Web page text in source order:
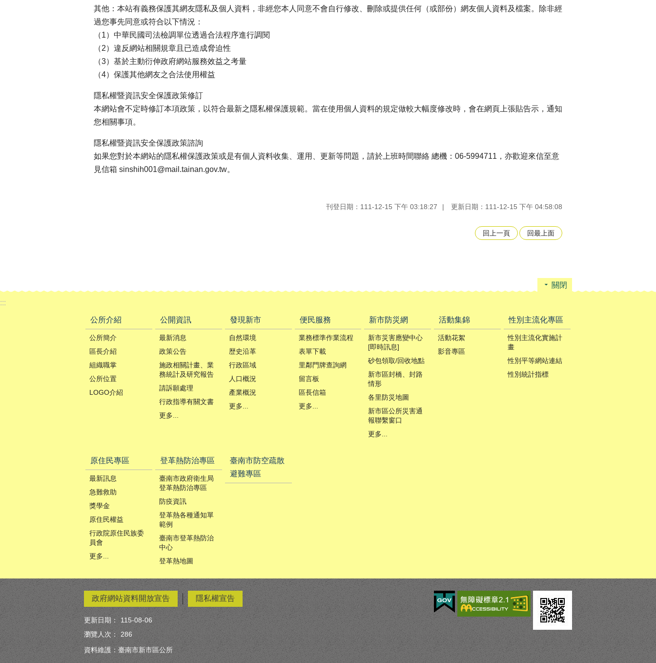
其他：本站有義務保護其網友隱私及個人資料，非經您本人同意不會自行修改、刪除或提供任何（或部份）網友個人資料及檔案。除非經
過您事先同意或符合以下情況：
（1）中華民國司法檢調單位透過合法程序進行調閱
（2）違反網站相關規章且已造成脅迫性
（3）基於主動衍伸政府網站服務效益之考量
（4）保護其他網友之合法使用權益
隱私權暨資訊安全保護政策修訂
本網站會不定時修訂本項政策，以符合最新之隱私權保護規範。當在使用個人資料的規定做較大幅度修改時，會在網頁上張貼告示，通知
您相關事項。
隱私權暨資訊安全保護政策諮詢
如果您對於本網站的隱私權保護政策或是有個人資料收集、運用、更新等問題，請於上班時間聯絡 總機：06-5994711，亦歡迎來信至意
見信箱 sinshih001@mail.tainan.gov.tw。
刊登日期：111-12-15 下午 03:18:27 更新日期：111-12-15 下午 04:58:08
回上一頁 回最上面
關閉
:::
公所介紹
公所簡介
區長介紹
組織職掌
公所位置
LOGO介紹
公開資訊
最新消息
政策公告
施政相關計畫、業
務統計及研究報告
請訴願處理
行政指導有關文書
更多...
發現新市
自然環境
歴史沿革
行政區域
人口概況
產業概況
更多...
便民服務
業務標準作業流程
表單下載
里鄰門牌查詢網
留言板
區長信箱
更多...
新市防災網
新市災害應變中心
[即時訊息]
砂包領取/回收地點
新市區封橋、封路
情形
各里防災地圖
新市區公所災害通
報聯繫窗口
更多...
活動集錦
活動花絮
影音專區
性別主流化專區
性別主流化實施計
畫
性別平等網站連結
性別統計指標
原住民專區
最新訊息
急難救助
獎學金
原住民權益
行政院原住民族委
員會
更多...
登革熱防治專區
臺南市政府衛生局
登革熱防治專區
防疫資訊
登革熱各種通知單
範例
臺南市登革熱防治
中心
登革熱地圖
臺南市防空疏散
避難專區
政府網站資料開放宣告 隱私權宣告
更新日期：
115-08-06
瀏覽人次：
286
資料維護：臺南市新市區公所